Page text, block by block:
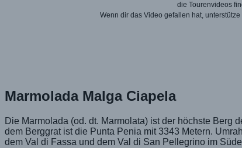
die Tourenvideos
Wenn dir das Video gefallen hat,
Marmolada Malga Ciapela
Die Marmolada (od. dt. Marmolata) ist der höchste Berg
dem Berggrat ist die Punta Penia mit 3343 Metern.
dem Val di Fassa und dem Val di San Pellegrino im